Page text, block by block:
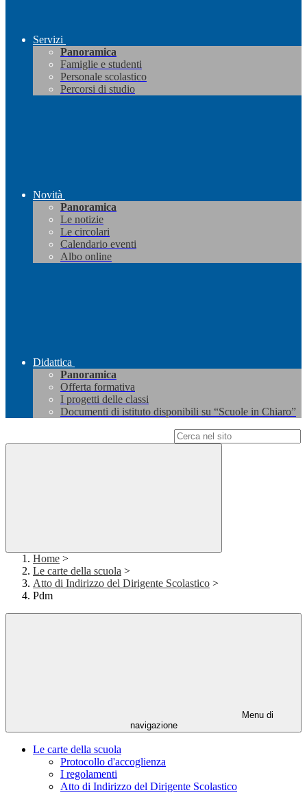
Servizi
Panoramica
Famiglie e studenti
Personale scolastico
Percorsi di studio
Novità
Panoramica
Le notizie
Le circolari
Calendario eventi
Albo online
Didattica
Panoramica
Offerta formativa
I progetti delle classi
Documenti di istituto disponibili su “Scuole in Chiaro”
Home >
Le carte della scuola >
Atto di Indirizzo del Dirigente Scolastico >
Pdm
Menu di
navigazione
Le carte della scuola
Protocollo d'accoglienza
I regolamenti
Atto di Indirizzo del Dirigente Scolastico